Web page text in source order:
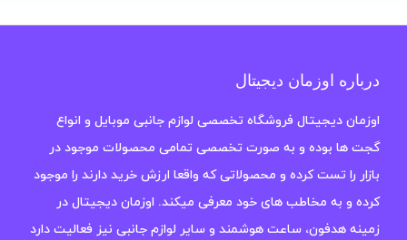
درباره اوزمان دیجیتال
اوزمان دیجیتال فروشگاه تخصصی لوازم جانبی موبایل و انواع
گجت ها بوده و به صورت تخصصی تمامی محصولات موجود در
بازار را تست کرده و محصولاتی که واقعا ارزش خرید دارند را موجود
کرده و به مخاطب های خود معرفی میکند. اوزمان دیجیتال در
زمینه هدفون، ساعت هوشمند و سایر لوازم جانبی نیز فعالیت دارد